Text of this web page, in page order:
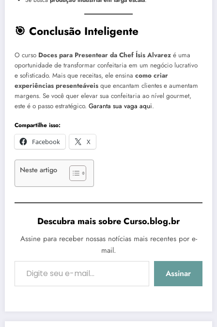
🎯 Conclusão Inteligente
O curso Doces para Presentear da Chef Ísis Alvarez é uma
oportunidade de transformar confeitaria em um negócio lucrativo
e sofisticado. Mais que receitas, ele ensina como criar
experiências presenteáveis que encantam clientes e aumentam
margens. Se você quer elevar sua confeitaria ao nível gourmet,
este é o passo estratégico. Garanta sua vaga aqui.
Compartilhe isso:
Facebook
X
Neste artigo
Descubra mais sobre Curso.blog.br
Assine para receber nossas notícias mais recentes por e-
mail.
Digite seu e-mail…
Assinar